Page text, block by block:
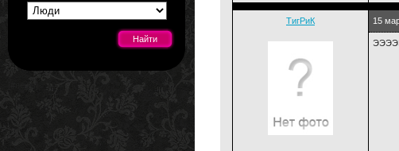
ТигРиК 15